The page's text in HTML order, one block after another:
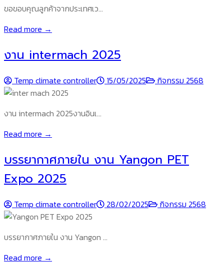
ขอขอบคุณลูกค้าจากประเทศเว…
Read more →
งาน intermach 2025
Temp climate controller 15/05/2025 กิจกรรม 2568
งาน intermach 2025งานอินเ…
Read more →
บรรยากาศภายใน งาน Yangon PET
Expo 2025
Temp climate controller 28/02/2025 กิจกรรม 2568
บรรยากาศภายใน งาน Yangon …
Read more →